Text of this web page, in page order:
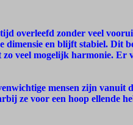
overleefd zonder veel
dimensie en blijft stabiel. Dit
zo veel mogelijk harmonie. Er
mensen zijn vanuit
ze voor een hoop ellende